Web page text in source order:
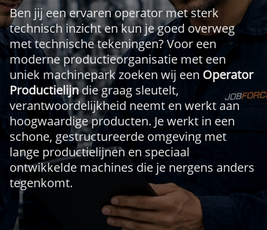
Ben jij een ervaren operator met sterk
technisch inzicht en kun je goed overweg
met technische tekeningen? Voor een
moderne productieorganisatie met een
uniek machinepark zoeken wij een Operator
Productielijndie graag sleutelt,
verantwoordelijkheid neemt en werkt aan
hoogwaardige producten. Je werkt in een
schone, gestructureerde omgeving met
lange productielijnen en speciaal
ontwikkelde machines die je nergens anders
tegenkomt.